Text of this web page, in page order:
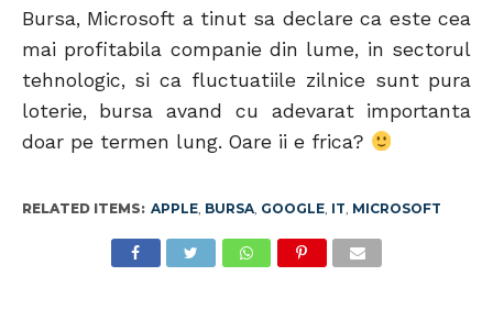
Bursa, Microsoft a tinut sa declare ca este cea
mai profitabila companie din lume, in sectorul
tehnologic, si ca fluctuatiile zilnice sunt pura
loterie, bursa avand cu adevarat importanta
doar pe termen lung. Oare ii e frica?
RELATED ITEMS: APPLE, BURSA, GOOGLE, IT, MICROSOFT